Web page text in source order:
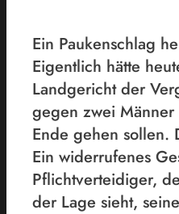
Ein Paukenschlag
Eigentlich hätte
Landgericht der
gegen zwei
Ende gehen sollen.
Ein widerrufenes
Pflichtverteidiger,
der Lage sieht,